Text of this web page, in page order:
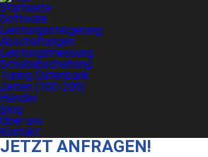
Startseite
Software
Leistungssteigerung
Abschaltungen
Leistungsmessung
Schubabschaltung
Tuning Datenbank
Zeiten (100-200)
Händler
Blog
Über uns
Kontakt
JETZT ANFRAGEN!